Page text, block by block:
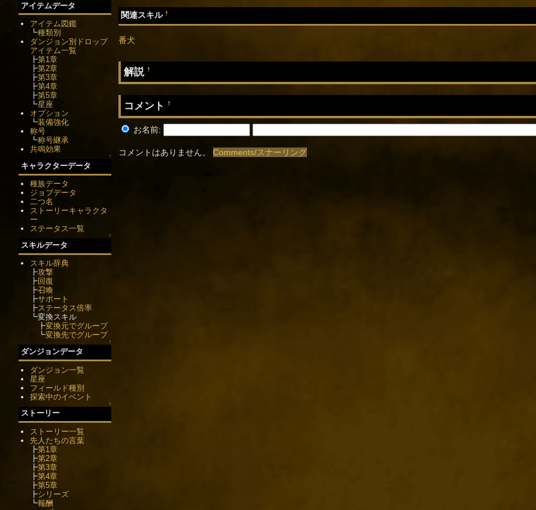
関連スキル †
番犬
解説 †
コメント †
お名前:
コメントはありません。 Comments/スナーリング
アイテムデータ
アイテム図鑑
┗種類別
ダンジョン別ドロップ
アイテム一覧
┣第1章
┣第2章
┣第3章
┣第4章
┣第5章
┗星座
オプション
┗装備強化
称号
┗称号継承
共鳴効果
↑
キャラクターデータ
種族データ
ジョブデータ
二つ名
ストーリーキャラクタ
ー
ステータス一覧
↑
スキルデータ
スキル辞典
┣攻撃
┣回復
┣召喚
┣サポート
┣ステータス倍率
┗変換スキル
┣変換元でグループ
┗変換先でグループ
↑
ダンジョンデータ
ダンジョン一覧
星座
フィールド種別
探索中のイベント
↑
ストーリー
ストーリー一覧
先人たちの言葉
┣第1章
┣第2章
┣第3章
┣第4章
┣第5章
┣シリーズ
┗報酬